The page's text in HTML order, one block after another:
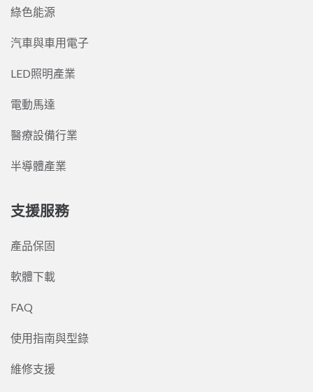
綠色能源
汽車與車用電子
LED照明產業
電動馬達
醫療設備行業
半導體產業
支援服務
產品保固
軟體下載
FAQ
使用指南與型錄
維修支援